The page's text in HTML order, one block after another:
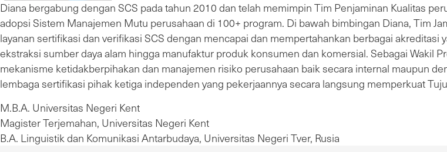
Diana bergabung dengan SCS pada tahun 2010 dan telah memimpin Tim Penjaminan Kualitas
adopsi Sistem Manajemen Mutu perusahaan di 100+ program. Di bawah bimbingan Diana, Tim
layanan sertifikasi dan verifikasi SCS dengan mencapai dan mempertahankan berbagai
ekstraksi sumber daya alam hingga manufaktur produk konsumen dan komersial. Sebagai Wakil
mekanisme ketidakberpihakan dan manajemen risiko perusahaan baik secara internal maupun
lembaga sertifikasi pihak ketiga independen yang pekerjaannya secara langsung memperkuat
M.B.A. Universitas Negeri Kent
Magister Terjemahan, Universitas Negeri Kent
B.A. Linguistik dan Komunikasi Antarbudaya, Universitas Negeri Tver, Rusia